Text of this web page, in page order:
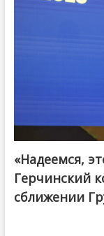
«Надеемся,
Герчинский
сближении